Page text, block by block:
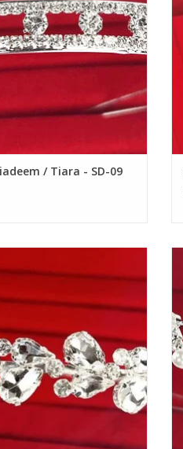
Meisjes.
AAN WINKELWAGEN
/ Tiara - SD-09
helemaal af te maken! De
voor een Meisjesjurk.
stalen Tiara / Kroon voor
AAN WINKELWAGEN